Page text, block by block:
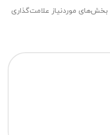
بخش‌های موردنیاز علامت‌گذاری